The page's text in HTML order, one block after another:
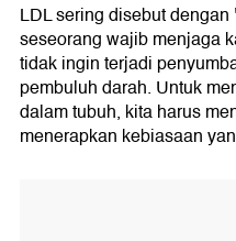
LDL sering disebut
seseorang wajib menjaga
tidak ingin terjadi
pembuluh darah. Untuk
dalam tubuh, kita harus
menerapkan kebiasaan